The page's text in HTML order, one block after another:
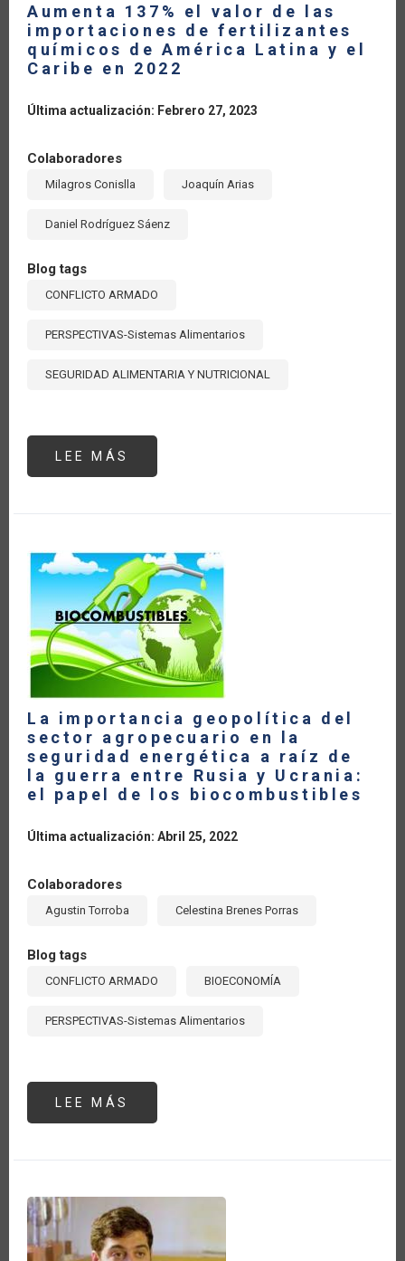
Aumenta 137% el valor de las
importaciones de fertilizantes
químicos de América Latina y el
Caribe en 2022
Última actualización: Febrero 27, 2023
Colaboradores
Milagros Conislla Joaquín Arias
Daniel Rodríguez Sáenz
Blog tags
CONFLICTO ARMADO
PERSPECTIVAS-Sistemas Alimentarios
SEGURIDAD ALIMENTARIA Y NUTRICIONAL
LEE MÁS
137%
DE
FERTILIZANTES
QUÍMICOS
DE
AMÉRICA
LATINA
Y
EL
CARIBE
EN
2022
La importancia geopolítica del
sector agropecuario en la
seguridad energética a raíz de
la guerra entre Rusia y Ucrania:
el papel de los biocombustibles
Última actualización: Abril 25, 2022
Colaboradores
Agustin Torroba Celestina Brenes Porras
Blog tags
CONFLICTO ARMADO BIOECONOMÍA
PERSPECTIVAS-Sistemas Alimentarios
LEE MÁS
IMPORTANCIA
LA
SEGURIDAD
ENERGÉTICA
A
RAÍZ